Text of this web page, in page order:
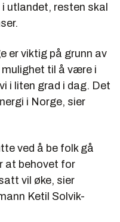
utlandet, resten skal
er viktig på grunn av
til å være i
i liten grad i dag. Det
i Norge, sier
ved å be folk gå
at behovet for
vil øke, sier
Ketil Solvik-